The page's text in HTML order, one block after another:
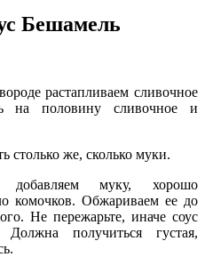
Бешамель
растапливаем сливочное
на половину сливочное и
столько же, сколько муки.
муку, хорошо
комочков. Обжариваем ее до
Не пережарьте, иначе соус
получиться густая,